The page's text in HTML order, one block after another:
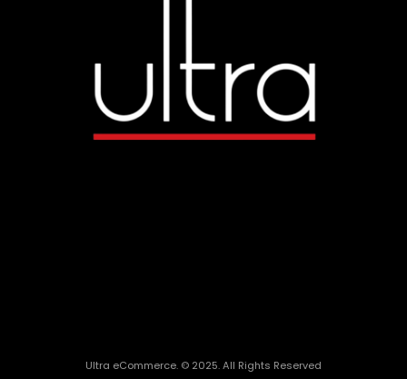
Ultra eCommerce. © 2025. All Rights Reserved